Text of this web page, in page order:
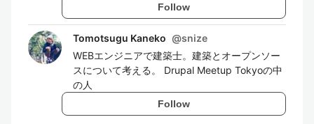
Follow
Tomotsugu Kaneko @snize
WEBエンジニアで建築士。建築とオープンソー
スについて考える。 Drupal Meetup Tokyoの中
の人
Follow